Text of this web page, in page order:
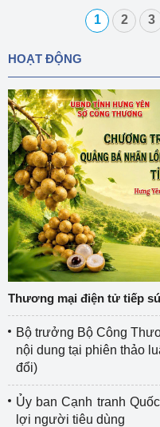
1 2 3
HOẠT ĐỘNG
Thương mại điện tử tiếp
Bộ trưởng Bộ Công
nội dung tại phiên thảo
đổi)
Ủy ban Cạnh tranh
lợi người tiêu dùng